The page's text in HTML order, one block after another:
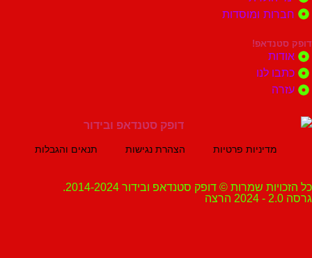
ומוסדות
לנו
מדיניות פרטיות הצהרת נגישות תנאים והגבלות
שמרות © דופק סטנדאפ ובידור 2014-2024.